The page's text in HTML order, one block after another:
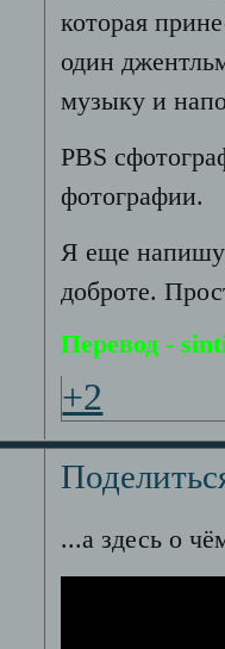
которая
один
музыку и
PBS
фотографии.
Я еще напишу
доброте.
Перевод -
+2
...а здесь о